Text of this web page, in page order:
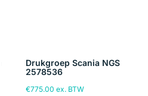
Drukgroep Scania NGS
2578536
€775.00 ex. BTW